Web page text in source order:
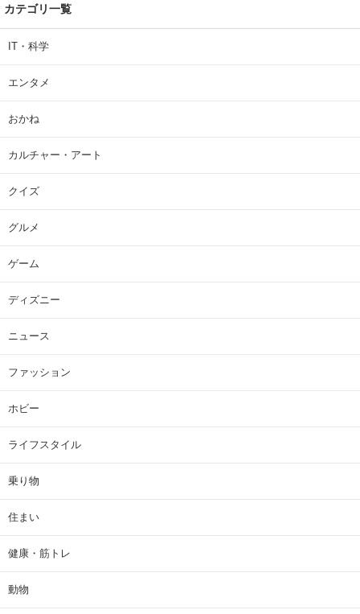
カテゴリ一覧
IT・科学
エンタメ
おかね
カルチャー・アート
クイズ
グルメ
ゲーム
ディズニー
ニュース
ファッション
ホビー
ライフスタイル
乗り物
住まい
健康・筋トレ
動物